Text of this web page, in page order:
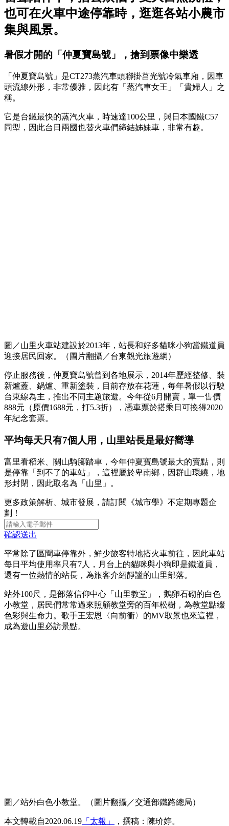
也可在火車中途停靠時，逛逛各站小農市
集與風景。
暑假才開的「仲夏寶島號」，搶到票像中樂透
「仲夏寶島號」是CT273蒸汽車頭聯掛莒光號冷氣車廂，因車
頭流線外形，非常優雅，因此有「蒸汽車女王」「貴婦人」之
稱。
它是台鐵最快的蒸汽火車，時速達100公里，與日本國鐵C57
同型，因此台日兩國也替火車們締結姊妹車，非常有趣。
圖／山里火車站建設於2013年，站長和好多貓咪小狗當鐵道員
迎接居民回家。（圖片翻攝／台東觀光旅遊網）
停止服務後，仲夏寶島號曾到各地展示，2014年歷經整修、裝
新爐蓋、鍋爐、重新塗裝，目前存放在花蓮，每年暑假以行駛
台東線為主，推出不同主題旅遊。今年從6月開賣，單一售價
888元（原價1688元，打5.3折），憑車票於搭乘日可換得2020
年紀念套票。
平均每天只有7個人用，山里站長是最好嚮導
富里看稻米、關山騎腳踏車，今年仲夏寶島號最大的賣點，則
是停靠「到不了的車站」，這裡屬於卑南鄉，因群山環繞，地
形封閉，因此取名為「山里」。
更多政策解析、城市發展，請訂閱《城市學》不定期專題企
劃！
確認送出
平常除了區間車停靠外，鮮少旅客特地搭火車前往，因此車站
每日平均使用率只有7人，月台上的貓咪與小狗即是鐵道員，
還有一位熱情的站長，為旅客介紹靜謐的山里部落。
站外100尺，是部落信仰中心「山里教堂」，鵝卵石砌的白色
小教堂，居民們常常過來照顧教堂旁的百年松樹，為教堂點綴
色彩與生命力。歌手王宏恩〈向前衝〉的MV取景也來這裡，
成為遊山里必訪景點。
圖／站外白色小教堂。（圖片翻攝／交通部鐵路總局）
本文轉載自2020.06.19 「太報」 ，撰稿：陳玠婷。